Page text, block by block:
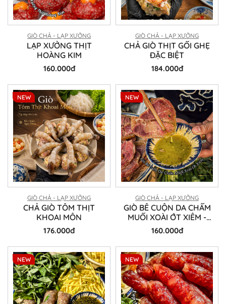
GIÒ CHẢ - LẠP XƯỞNG
LẠP XƯỞNG THỊT
HOÀNG KIM
160.000đ
GIÒ CHẢ - LẠP XƯỞNG
CHẢ GIÒ THỊT GỐI GHẸ
ĐẶC BIỆT
184.000đ
GIÒ CHẢ - LẠP XƯỞNG
CHẢ GIÒ TÔM THỊT
KHOAI MÔN
176.000đ
NEW
GIÒ CHẢ - LẠP XƯỞNG
GIÒ BÊ CUỘN DA CHẤM
MUỐI XOÀI ỚT XIÊM -
ĐÒN 500 GRAM
160.000đ
NEW
NEW NEW